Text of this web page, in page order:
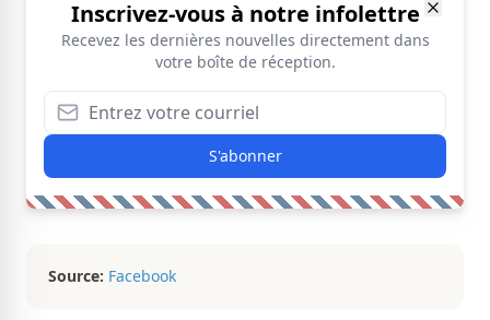
Inscrivez-vous à notre infolettre
Recevez les dernières nouvelles directement dans
votre boîte de réception.
S'abonner
Source: Facebook